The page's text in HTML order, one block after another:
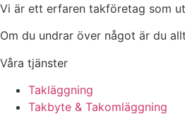
Vi är ett erfaren takföretag som
Om du undrar över något är du
Våra tjänster
Takläggning
Takbyte & Takomläggning